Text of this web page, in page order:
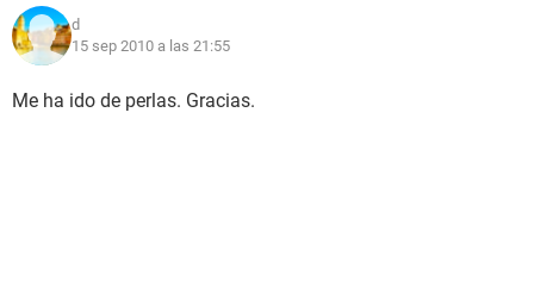
d
15 sep 2010 a las 21:55
Me ha ido de perlas. Gracias.